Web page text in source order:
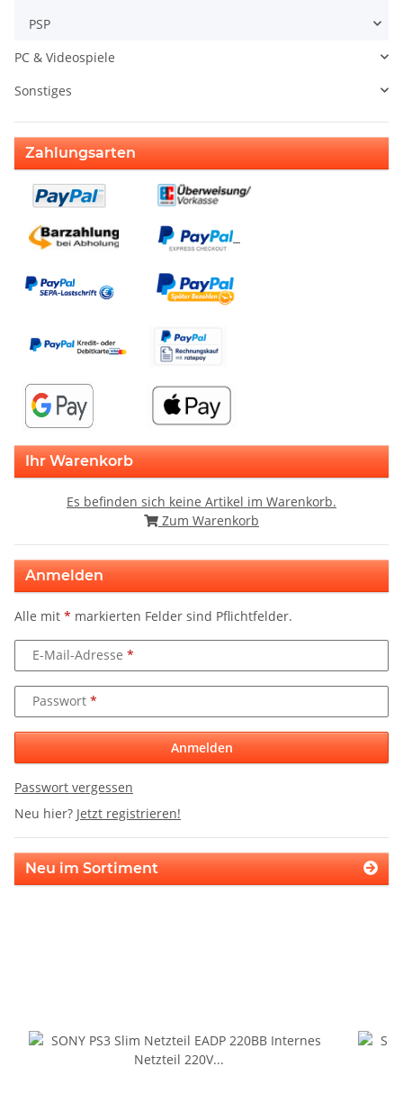
PSP
PC & Videospiele
Sonstiges
Zahlungsarten
Ihr Warenkorb
Es befinden sich keine Artikel im Warenkorb.
Zum Warenkorb
Anmelden
Alle mit * markierten Felder sind Pflichtfelder.
E-Mail-Adresse
Passwort
Anmelden
Passwort vergessen
Neu hier? Jetzt registrieren!
Neu im Sortiment